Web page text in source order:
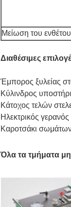
Μείωση του ενθέτου
Διαθέσιμες
Έμπορος ξυλείας
Κύλινδρος
Κάτοχος τελών
Ηλεκτρικός γερανός
Καροτσάκι
Όλα τα τμήματα